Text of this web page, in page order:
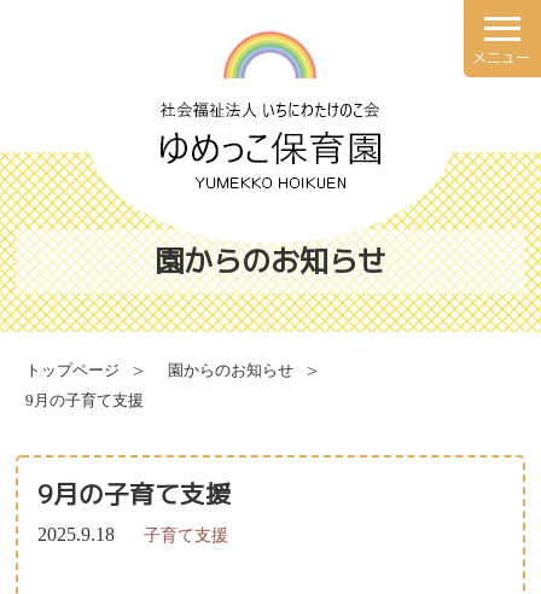
理念・方針
園の概要
施設案内
健康と安全・衛生・防災
園での一日
年間行事
メニュー
園からのお知らせ
トップページ
園からのお知らせ
9月の子育て支援
9月の子育て支援
2025.9.18 子育て支援